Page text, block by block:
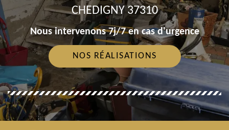
CHEDIGNY 37310
Nous intervenons 7j/7 en cas d'urgence
NOS RÉALISATIONS